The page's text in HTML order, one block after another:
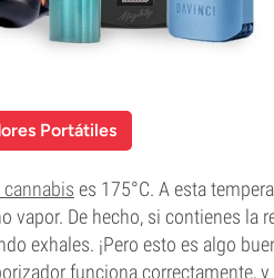
Portátiles
es 175°C. A esta
vapor. De hecho, si contienes la
exhales. ¡Pero esto es algo
funciona correctamente, y